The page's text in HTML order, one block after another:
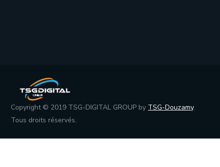
Copyright © 2019 TSG-DIGITAL GROUP by TSG-Douzamy.
Tous droits réservés.